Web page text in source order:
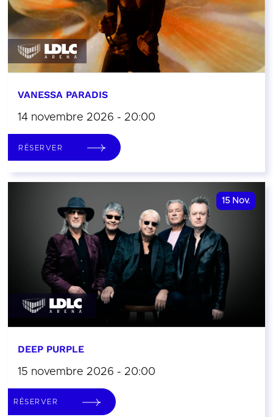
VANESSA PARADIS
14 novembre 2026 - 20:00
RÉSERVER
15 Nov.
DEEP PURPLE
15 novembre 2026 - 20:00
RÉSERVER